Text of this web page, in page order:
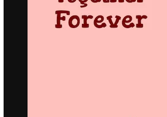
3D-модели
Креативная платформа